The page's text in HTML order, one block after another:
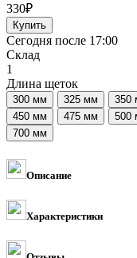
330₽
Сегодня после 17:00
Склад
1
Длина щеток
Описание
Характеристики